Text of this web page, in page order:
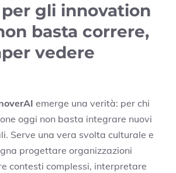
per gli innovation
basta correre,
vedere
emerge una verità: per chi
oggi non basta integrare nuovi
Serve una vera svolta culturale e
progettare organizzazioni
contesti complessi, interpretare